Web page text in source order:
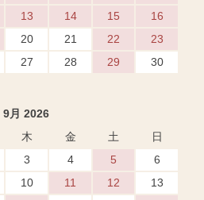
13 14 15
16
20 21 22
23
27 28 29
30
9月 2026
木 金 土
日
3 4 5
6
10 11 12
13